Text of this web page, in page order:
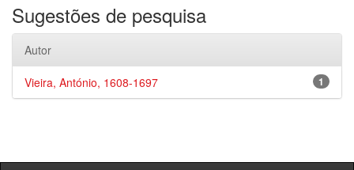
Sugestões de pesquisa
Autor
1
Vieira, António, 1608-1697